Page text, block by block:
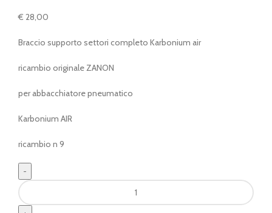
€ 28,00
Braccio supporto settori completo Karbonium air
ricambio originale ZANON
per abbacchiatore pneumatico
Karbonium AIR
ricambio n 9
Braccio
supporto